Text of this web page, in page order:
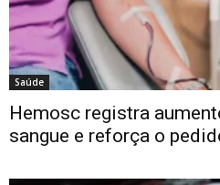
Saúde
Hemosc registra
sangue e reforça o